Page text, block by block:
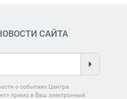
САЙТА
о событиях Центра
прямо в Ваш электронный